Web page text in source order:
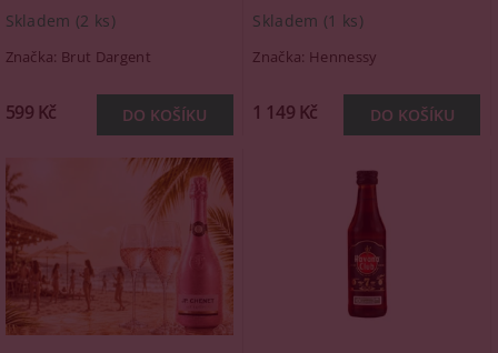
Skladem (2 ks)
Značka: Brut Dargent
599 Kč
Skladem (1 ks)
Značka: Hennessy
1 149 Kč